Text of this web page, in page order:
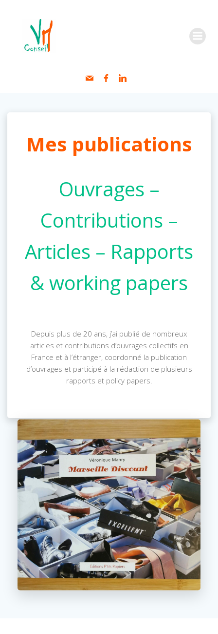
Mes publications
Ouvrages –
Contributions –
Articles – Rapports
& working papers
Depuis plus de 20 ans, j’ai publié de nombreux
articles et contributions d’ouvrages collectifs en
France et à l’étranger, coordonné la publication
d’ouvrages et participé à la rédaction de plusieurs
rapports et policy papers.